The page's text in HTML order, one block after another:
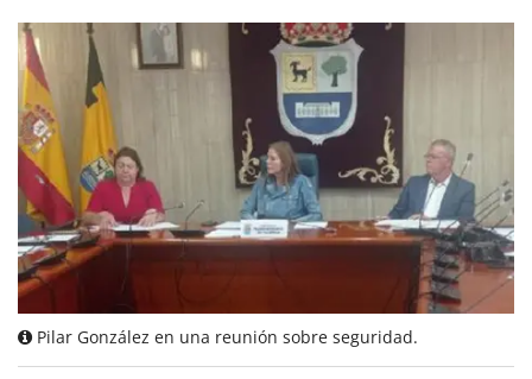
Pilar González en una reunión sobre seguridad.